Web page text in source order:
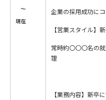
～
現在
企業の採用成功に
【営業スタイル】
常時約〇〇〇名の
理
【業務内容】新卒